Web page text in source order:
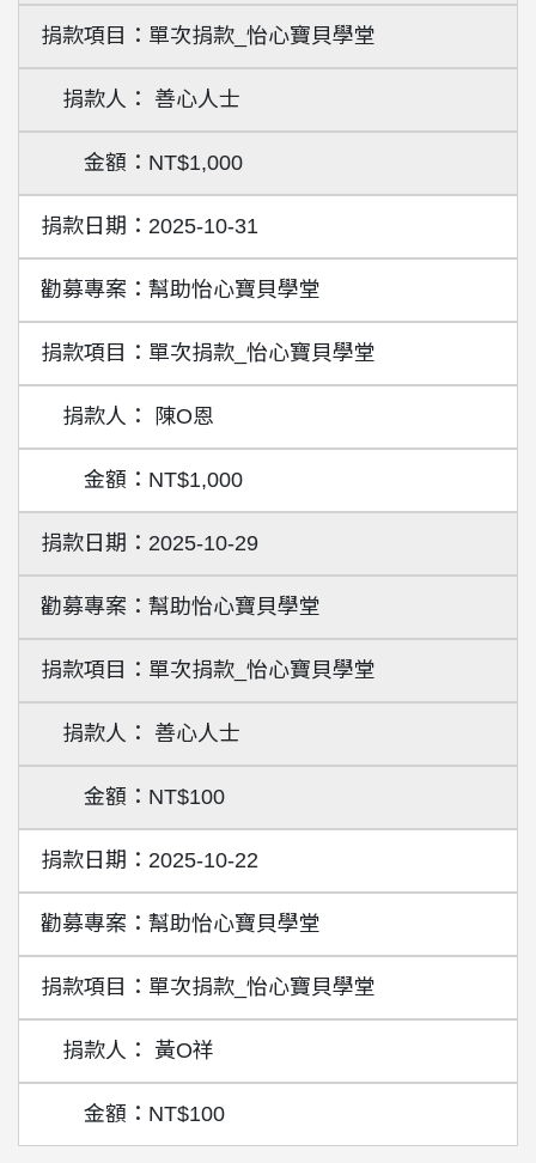
單次捐款_怡心寶貝學堂
善心人士
NT$1,000
2025-10-31
幫助怡心寶貝學堂
單次捐款_怡心寶貝學堂
陳O恩
NT$1,000
2025-10-29
幫助怡心寶貝學堂
單次捐款_怡心寶貝學堂
善心人士
NT$100
2025-10-22
幫助怡心寶貝學堂
單次捐款_怡心寶貝學堂
黃O祥
NT$100